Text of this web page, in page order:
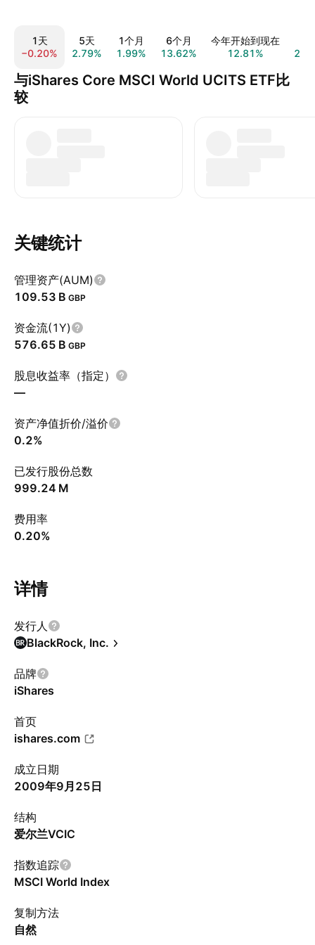
1天
−0.20%
5天
2.79%
1个月
1.99%
6个月
13.62%
今年开始到现在
12.81%
与iShares Core MSCI World UCITS ETF比
较
关键统计
管理资产(AUM)
‪109.53 B‬ GBP
资金流(1Y)
‪576.65 B‬ GBP
股息收益率（指定）
—
资产净值折价/溢价
0.2%
已发行股份总数
‪999.24 M‬
费用率
0.20%
详情
发行人
BlackRock, Inc.
品牌
iShares
首页
ishares.com
成立日期
2009年9月25日
结构
爱尔兰VCIC
指数追踪
MSCI World Index
复制方法
自然